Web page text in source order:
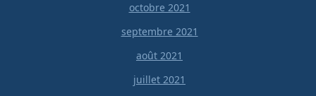
octobre 2021
septembre 2021
août 2021
juillet 2021